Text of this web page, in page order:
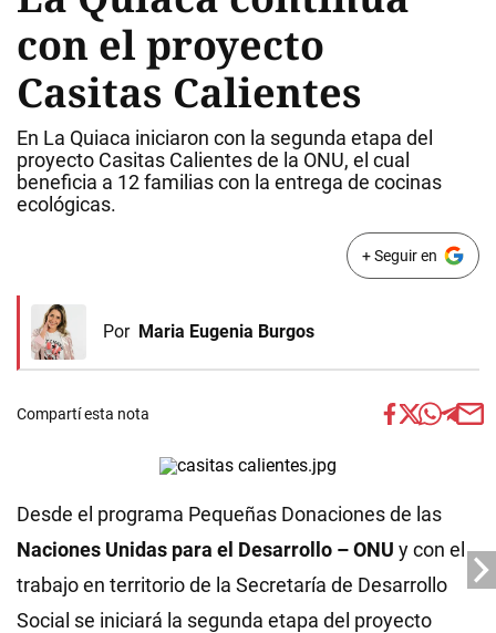
con el proyecto
Casitas Calientes
En La Quiaca iniciaron con la segunda etapa del
proyecto Casitas Calientes de la ONU, el cual
beneficia a 12 familias con la entrega de cocinas
ecológicas.
+ Seguir en
Por Maria Eugenia Burgos
Compartí esta nota
Desde el programa Pequeñas Donaciones de las
Naciones Unidas para el Desarrollo – ONU y con el
trabajo en territorio de la Secretaría de Desarrollo
Social se iniciará la segunda etapa del proyecto